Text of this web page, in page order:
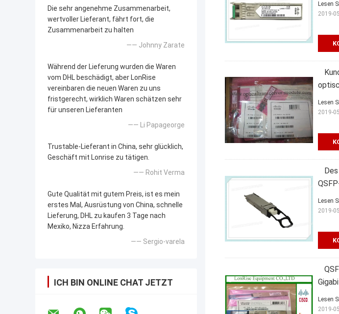
Die sehr angenehme Zusammenarbeit,
wertvoller Lieferant, fährt fort, die
Zusammenarbeit zu halten
—— Johnny Zarate
Während der Lieferung wurden die Waren
vom DHL beschädigt, aber LonRise
vereinbaren die neuen Waren zu uns
fristgerecht, wirklich Waren schätzen sehr
für unseren Lieferanten
—— Li Papageorge
Trustable-Lieferant in China, sehr glücklich,
Geschäft mit Lonrise zu tätigen.
—— Rohit Verma
Gute Qualität mit gutem Preis, ist es mein
erstes Mal, Ausrüstung von China, schnelle
Lieferung, DHL zu kaufen 3 Tage nach
Mexiko, Nizza Erfahrung.
—— Sergio-varela
ICH BIN ONLINE CHAT JETZT
Lesen
2019-
Lesen
2019-
Lesen
2019-
Lesen
2019-